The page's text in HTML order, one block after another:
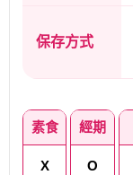
保存方式
素食
X
經期
O